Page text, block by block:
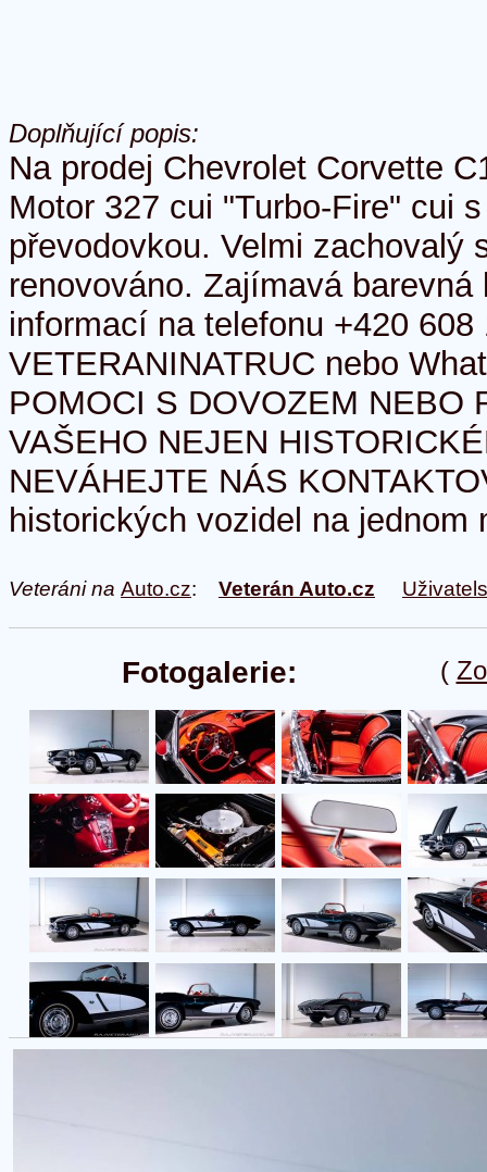
Doplňující popis:
Na prodej Chevrolet Corvette
Motor 327 cui "Turbo-Fire" cui
převodovkou. Velmi zachovalý
renovováno. Zajímavá
informací na telefonu +420 608
VETERANINATRUC nebo
POMOCI S DOVOZEM NEBO
VAŠEHO NEJEN
NEVÁHEJTE NÁS
historických vozidel na jednom
Veteráni na Auto.cz: Veterán Auto.cz
(
Fotogalerie: